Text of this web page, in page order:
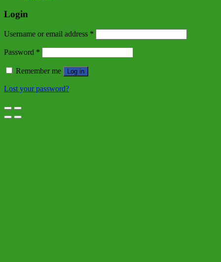
Login
Username or email address *
Password *
Remember me Log in
Lost your password?